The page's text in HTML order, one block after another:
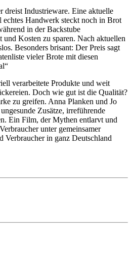
dreist Industrieware. Eine aktuelle
Handwerk steckt noch in Brot
in der Backstube
Kosten zu sparen. Nach aktuellen
Besonders brisant: Der Preis sagt
vieler Brote mit diesen
verarbeitete Produkte und weit
Doch wie gut ist die Qualität?
zu greifen. Anna Planken und Jo
Zusätze, irreführende
Ein Film, der Mythen entlarvt und
unter gemeinsamer
Verbraucher in ganz Deutschland